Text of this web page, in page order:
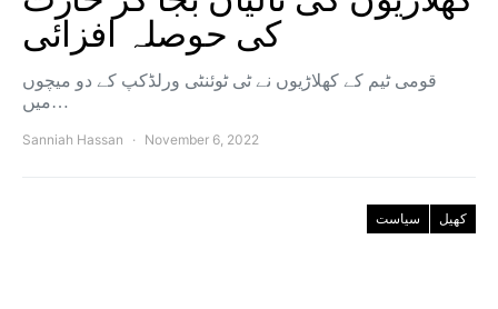
کی حوصلہ افزائی
قومی ٹیم کے کھلاڑیوں نے ٹی ٹوئنٹی ورلڈکپ کے دو میچوں
میں…
Sanniah Hassan November 6, 2022
سیاست کھیل